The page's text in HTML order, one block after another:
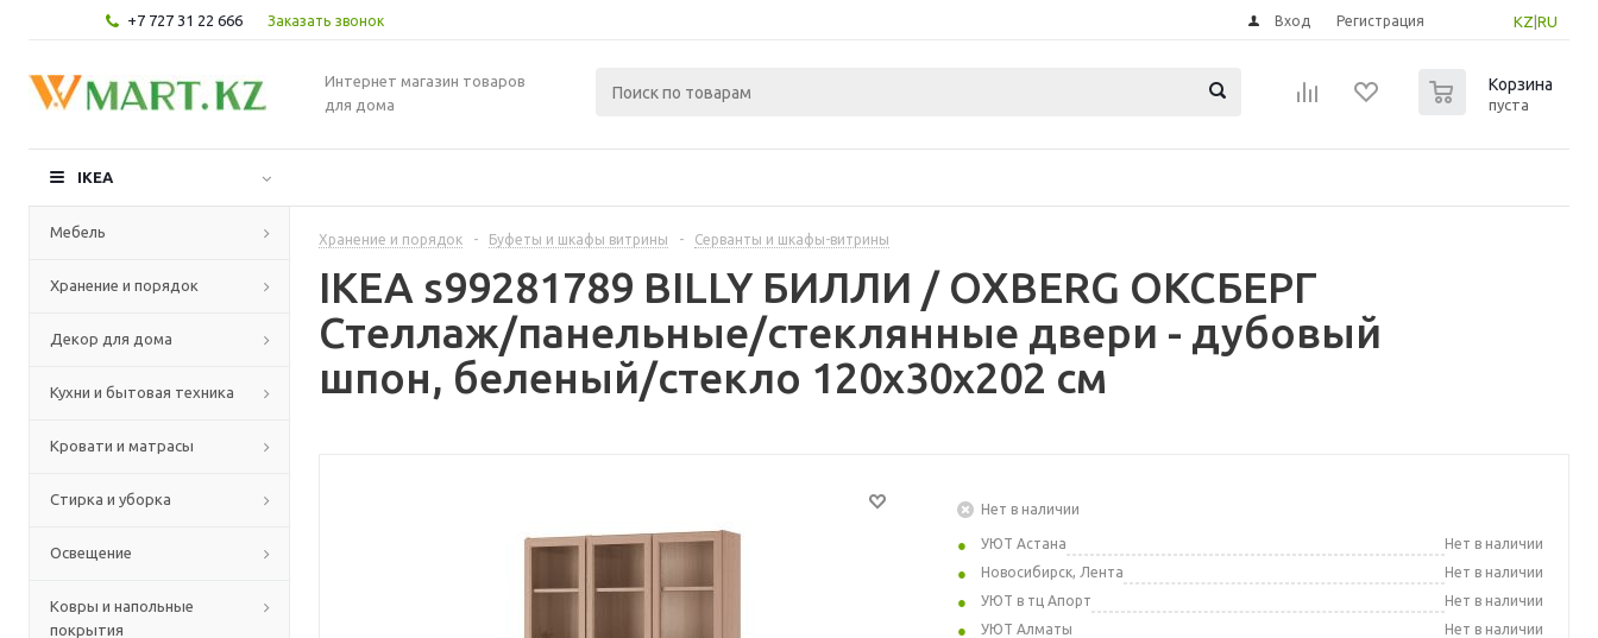
+7 727 31 22 666 Заказать звонок KZ RU
Вход Регистрация
Интернет магазин товаров
для дома
Корзина
пуста
IKEA
Мебель
Хранение и порядок
Декор для дома
Кухни и бытовая техника
Кровати и матрасы
Стирка и уборка
Освещение
Ковры и напольные
покрытия
Хранение и порядок - Буфеты и шкафы витрины - Серванты и шкафы-витрины
IKEA s99281789 BILLY БИЛЛИ / OXBERG ОКСБЕРГ
Стеллаж/панельные/стеклянные двери - дубовый
шпон, беленый/стекло 120x30x202 см
Нет в наличии
УЮТ Астана
Нет в наличии
Новосибирск, Лента
Нет в наличии
УЮТ в тц Апорт
Нет в наличии
УЮТ Алматы
Нет в наличии